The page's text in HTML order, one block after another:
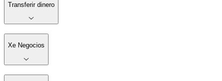
Transferir dinero
Xe Negocios